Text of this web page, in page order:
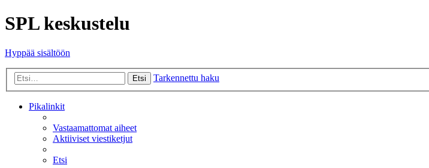
SPL keskustelu
Hyppää sisältöön
Etsi Tarkennettu haku
Pikalinkit
Vastaamattomat aiheet
Aktiiviset viestiketjut
Etsi